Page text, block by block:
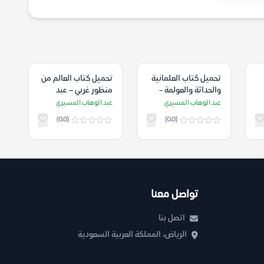
تحميل كتاب ‫العلمانية
والحداثة والعولمة ‬-
عبد الوهاب المسيري
عبد الوهاب المسيري
(0.0)
تحميل كتاب العالم من
منظور غربي – عبد
الوهاب المسيري
عبد الوهاب المسيري
(0.0)
تواصل معنا
اتصل بنا
الرياض، المملكة العربية السعودية